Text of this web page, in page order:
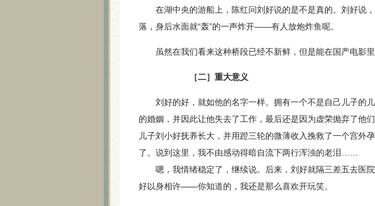
在湖中央的游船上，陈红问刘好说的是不是真的。刘好说
落，身后水面就“轰”的一声炸开——有人放炮炸鱼呢。
虽然在我们看来这种桥段已经不新鲜，但是能在国产电影里
［二］重大意义
刘好的好，就如他的名字一样。拥有一个不是自己儿子的
的婚姻，并因此让他失去了工作，最后还是因为虚荣抛弃了他
儿子刘小好抚养长大，并用蹬三轮的微薄收入挽救了一个宫外
了。说到这里，我不由感动得暗自流下两行浑浊的老泪……
嗯，我情绪稳定了，继续说。后来，刘好就隔三差五去医院
好以身相许——你知道的，我还是那么喜欢开玩笑。